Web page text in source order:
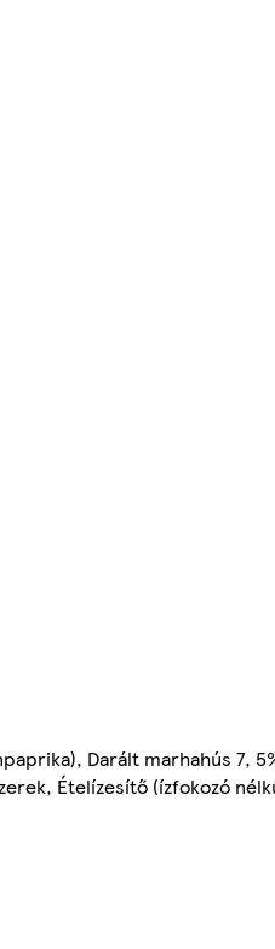
Darált marhahús 7,
Ételízesítő (ízfokozó